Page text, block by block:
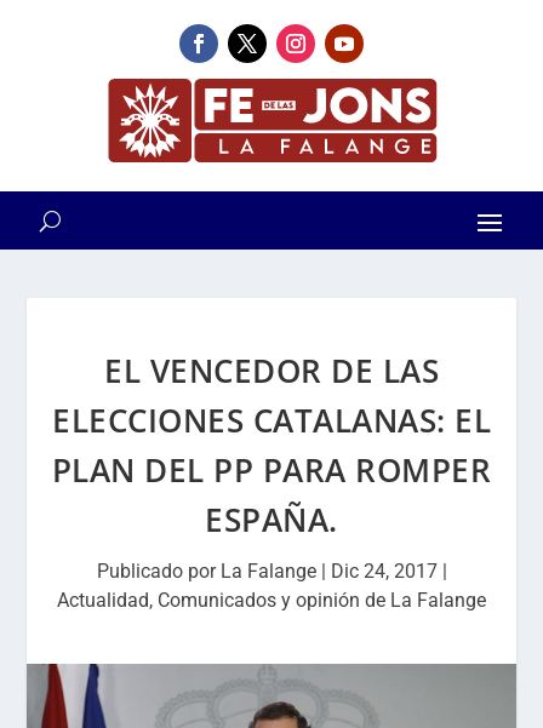
EL VENCEDOR DE LAS
ELECCIONES CATALANAS: EL
PLAN DEL PP PARA ROMPER
ESPAÑA.
Publicado por La Falange| Dic 24, 2017|
Actualidad, Comunicados y opinión de La Falange